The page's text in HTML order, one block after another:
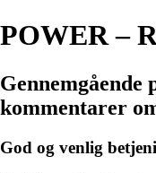
POWER –
Gennemgående
kommentarer
God og venlig